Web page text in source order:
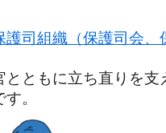
司組織（保護司会、
ともに立ち直りを支
。